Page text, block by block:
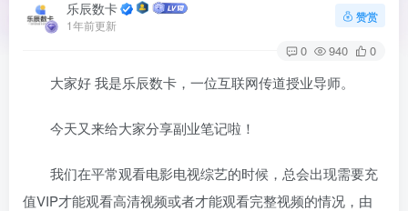
乐辰数卡
1年前更新
赞赏
0 940 0
大家好 我是乐辰数卡，一位互联网传道授业导师。
今天又来给大家分享副业笔记啦！
我们在平常观看电影电视综艺的时候，总会出现需要充
值VIP才能观看高清视频或者才能观看完整视频的情况，由